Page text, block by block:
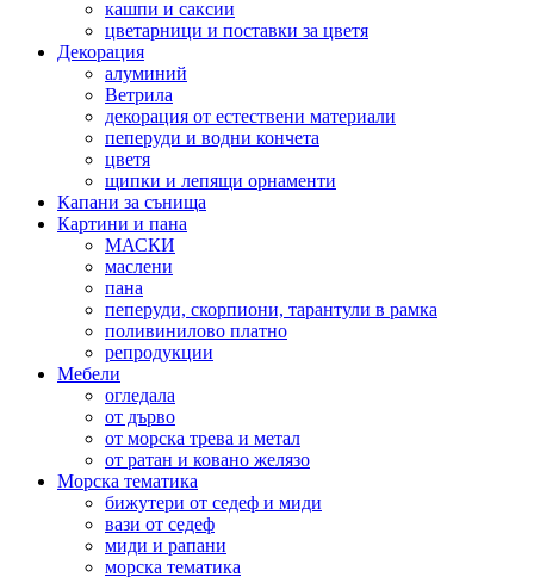
кашпи и саксии
цветарници и поставки за цветя
Декорация
алуминий
Ветрила
декорация от естествени материали
пеперуди и водни кончета
цветя
щипки и лепящи орнаменти
Капани за сънища
Картини и пана
МАСКИ
маслени
пана
пеперуди, скорпиони, тарантули в рамка
поливинилово платно
репродукции
Мебели
огледала
от дърво
от морска трева и метал
от ратан и ковано желязо
Морска тематика
бижутери от седеф и миди
вази от седеф
миди и рапани
морска тематика